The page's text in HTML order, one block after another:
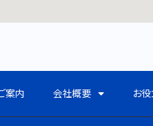
案内 会社概要 お